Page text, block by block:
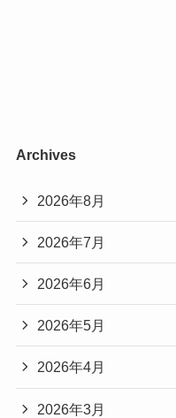
Archives
2026年8月
2026年7月
2026年6月
2026年5月
2026年4月
2026年3月